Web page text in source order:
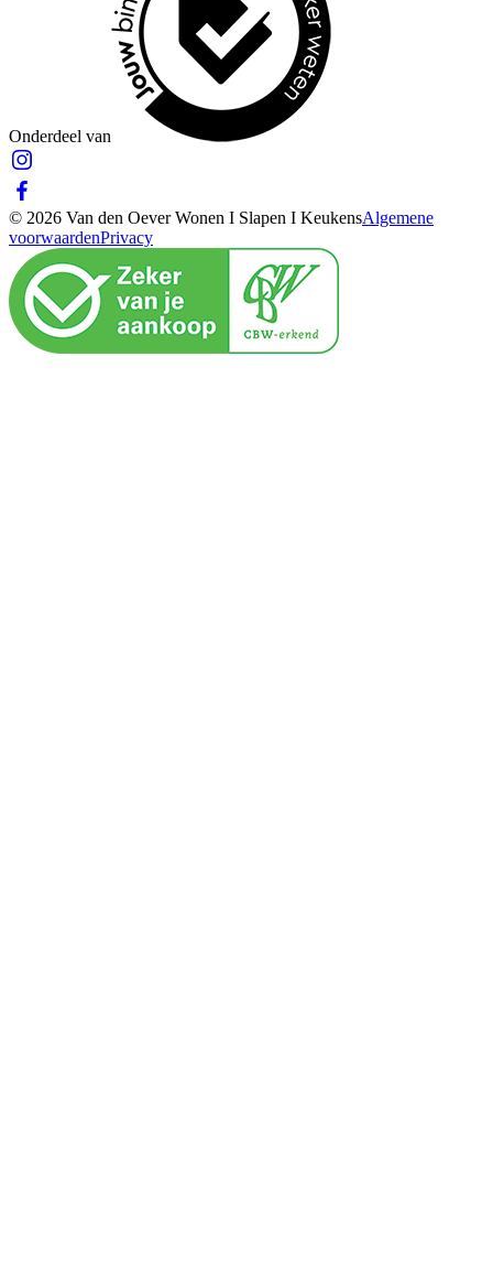
Onderdeel van
© 2026 Van den Oever Wonen I Slapen I KeukensAlgemene
voorwaardenPrivacy